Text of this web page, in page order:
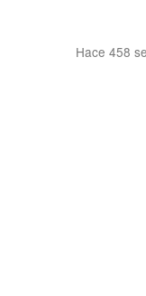
Hace 458